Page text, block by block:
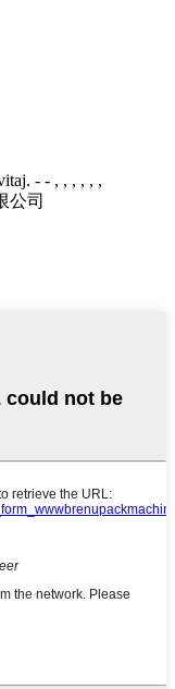
- - , , , , , ,
公司